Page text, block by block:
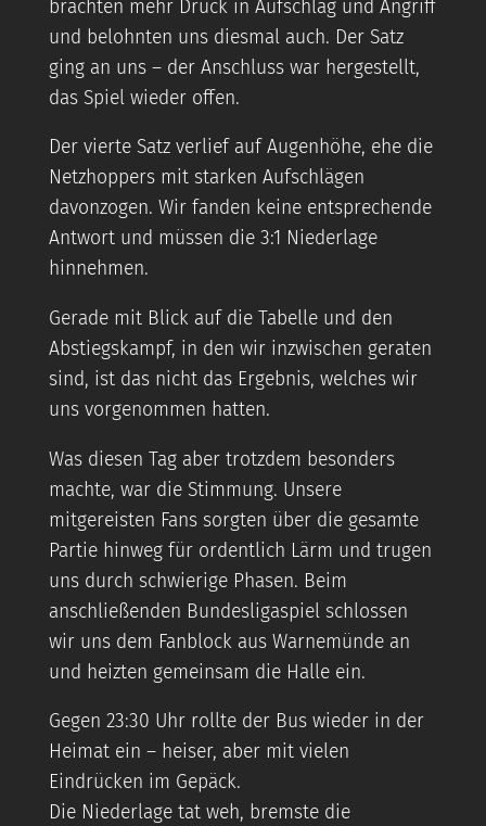
brachten mehr Druck in Aufschlag und Angriff
und belohnten uns diesmal auch. Der Satz
ging an uns – der Anschluss war hergestellt,
das Spiel wieder offen.
Der vierte Satz verlief auf Augenhöhe, ehe die
Netzhoppers mit starken Aufschlägen
davonzogen. Wir fanden keine entsprechende
Antwort und müssen die 3:1 Niederlage
hinnehmen.
Gerade mit Blick auf die Tabelle und den
Abstiegskampf, in den wir inzwischen geraten
sind, ist das nicht das Ergebnis, welches wir
uns vorgenommen hatten.
Was diesen Tag aber trotzdem besonders
machte, war die Stimmung. Unsere
mitgereisten Fans sorgten über die gesamte
Partie hinweg für ordentlich Lärm und trugen
uns durch schwierige Phasen. Beim
anschließenden Bundesligaspiel schlossen
wir uns dem Fanblock aus Warnemünde an
und heizten gemeinsam die Halle ein.
Gegen 23:30 Uhr rollte der Bus wieder in der
Heimat ein – heiser, aber mit vielen
Eindrücken im Gepäck.
Die Niederlage tat weh, bremste die